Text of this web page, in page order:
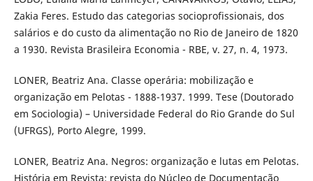
Zakia Feres. Estudo das categorias socioprofissionais, dos
salários e do custo da alimentação no Rio de Janeiro de 1820
a 1930. Revista Brasileira Economia - RBE, v. 27, n. 4, 1973.
LONER, Beatriz Ana. Classe operária: mobilização e
organização em Pelotas - 1888-1937. 1999. Tese (Doutorado
em Sociologia) – Universidade Federal do Rio Grande do Sul
(UFRGS), Porto Alegre, 1999.
LONER, Beatriz Ana. Negros: organização e lutas em Pelotas.
História em Revista: revista do Núcleo de Documentação